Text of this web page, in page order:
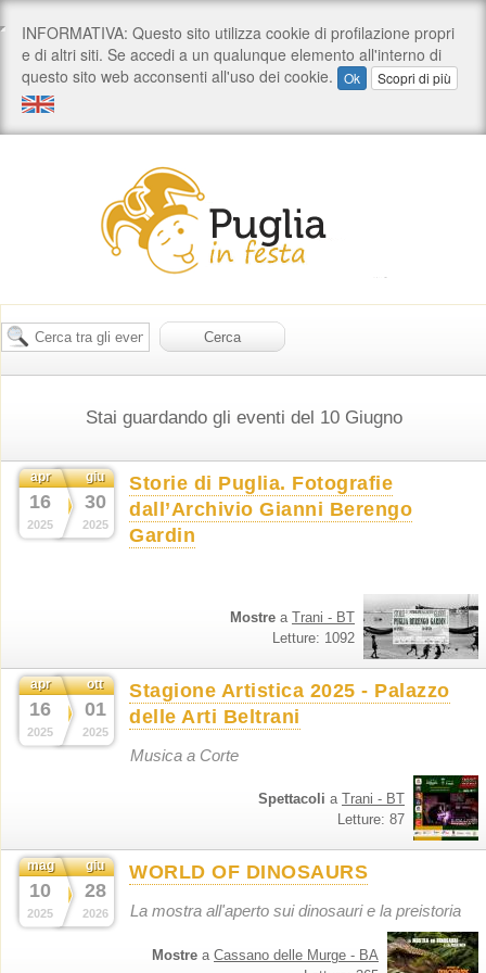
Stai guardando gli eventi del 10 Giugno
apr
16
2025
giu
30
2025
Storie di Puglia. Fotografie
dall’Archivio Gianni Berengo
Gardin
Mostre a Trani - BT
Letture: 1092
apr
16
2025
ott
01
2025
Stagione Artistica 2025 - Palazzo
delle Arti Beltrani
Musica a Corte
Spettacoli a Trani - BT
Letture: 87
mag
10
2025
giu
28
2026
WORLD OF DINOSAURS
La mostra all'aperto sui dinosauri e la preistoria
Mostre a Cassano delle Murge - BA